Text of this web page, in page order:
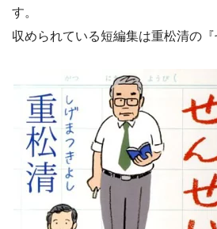
す。
収められている短編集は重松清の『